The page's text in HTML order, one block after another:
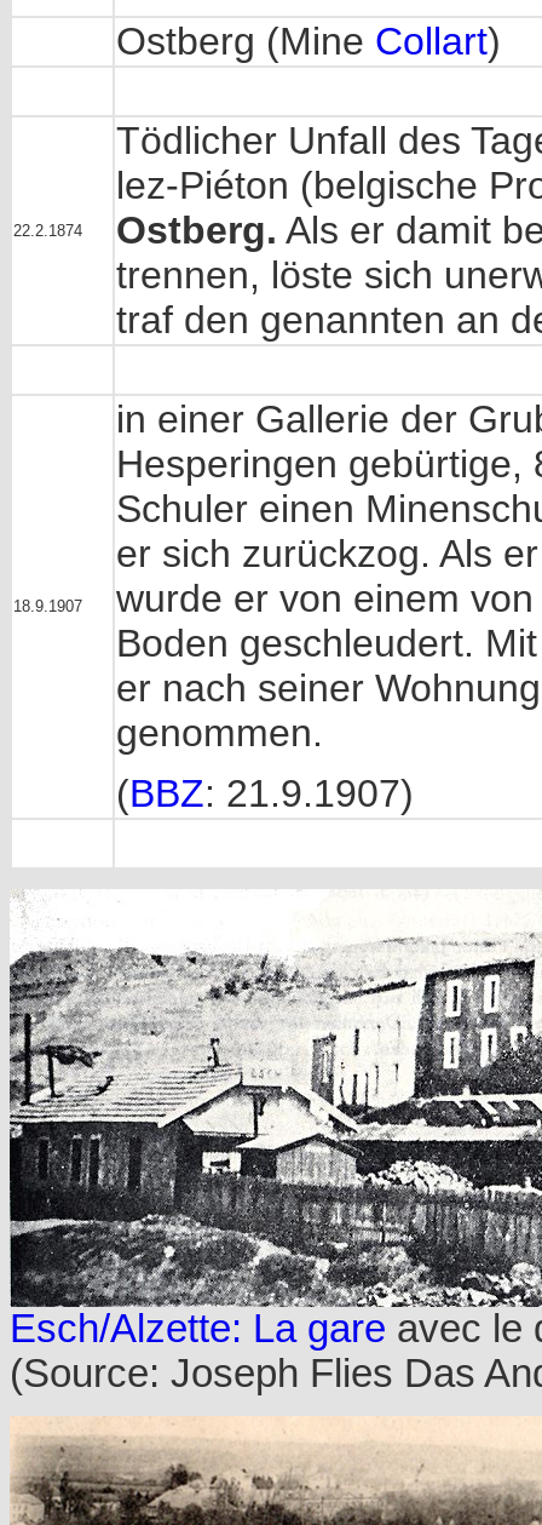
Ostberg (Mine Collart)
22.2.1874
Tödlicher Unfall des
lez-Piéton (belgische
Ostberg. Als er damit
trennen, löste sich
traf den genannten an
18.9.1907
in einer Gallerie der
Hesperingen gebürtige,
Schuler einen Minen
er sich zurückzog. Als
wurde er von einem
Boden geschleudert.
er nach seiner
genommen.
(BBZ: 21.9.1907)
Esch/Alzette: La gare avec le
(Source: Joseph Flies Das